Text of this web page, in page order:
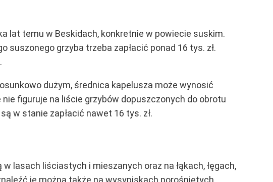
lat temu w Beskidach, konkretnie w powiecie suskim.
suszonego grzyba trzeba zapłacić ponad 16 tys. zł.
dużym, średnica kapelusza może wynosić
figuruje na liście grzybów dopuszczonych do obrotu
w stanie zapłacić nawet 16 tys. zł.
w lasach liściastych i mieszanych oraz na łąkach, łęgach,
je można także na wysypiskach porośniętych